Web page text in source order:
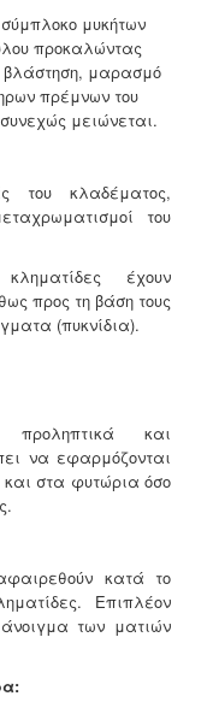
μυκήτων
προκαλώντας
βλάστηση, μαρασμό
πρέμνων του
μειώνεται.
του κλαδέματος,
του
έχουν
προς τη βάση τους
(πυκνίδια).
προληπτικά και
να εφαρμόζονται
και στα φυτώρια όσο
κατά το
Επιπλέον
των ματιών